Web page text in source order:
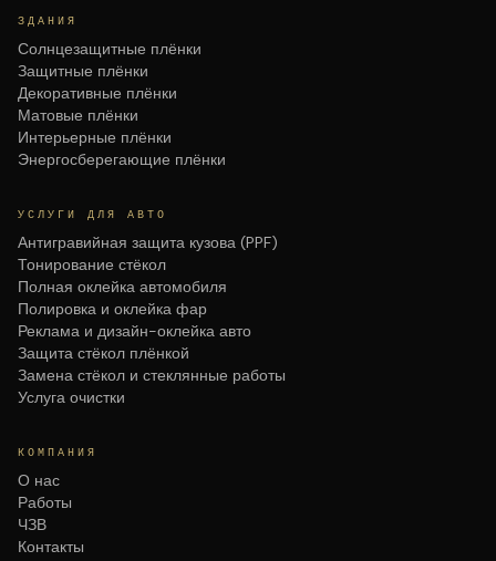
ЗДАНИЯ
Солнцезащитные плёнки
Защитные плёнки
Декоративные плёнки
Матовые плёнки
Интерьерные плёнки
Энергосберегающие плёнки
УСЛУГИ ДЛЯ АВТО
Антигравийная защита кузова (PPF)
Тонирование стёкол
Полная оклейка автомобиля
Полировка и оклейка фар
Реклама и дизайн-оклейка авто
Защита стёкол плёнкой
Замена стёкол и стеклянные работы
Услуга очистки
КОМПАНИЯ
О нас
Работы
ЧЗВ
Контакты